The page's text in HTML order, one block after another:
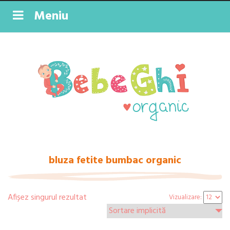
Meniu
bluza fetite bumbac organic
Afișez singurul rezultat Vizualizare: